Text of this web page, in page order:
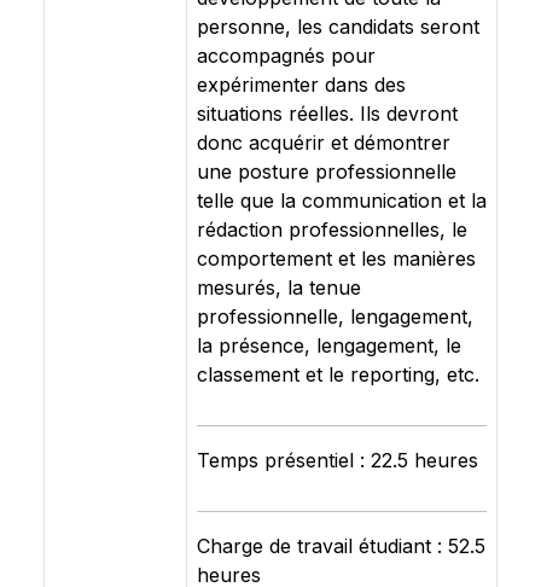
personne, les candidats seront
accompagnés pour
expérimenter dans des
situations réelles. Ils devront
donc acquérir et démontrer
une posture professionnelle
telle que la communication et la
rédaction professionnelles, le
comportement et les manières
mesurés, la tenue
professionnelle, lengagement,
la présence, lengagement, le
classement et le reporting, etc.
Temps présentiel : 22.5 heures
Charge de travail étudiant : 52.5
heures